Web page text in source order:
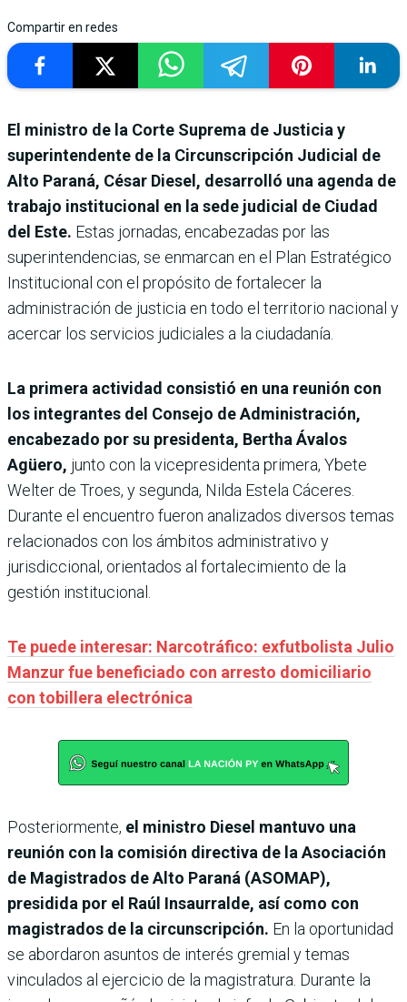
Compartir en redes
El ministro de la Corte Suprema de Justicia y
superintendente de la Circunscripción Judicial de
Alto Paraná, César Diesel, desarrolló una agenda de
trabajo institucional en la sede judicial de Ciudad
del Este. Estas jornadas, encabezadas por las
superintendencias, se enmarcan en el Plan Estratégico
Institucional con el propósito de fortalecer la
administración de justicia en todo el territorio nacional y
acercar los servicios judiciales a la ciudadanía.
La primera actividad consistió en una reunión con
los integrantes del Consejo de Administración,
encabezado por su presidenta, Bertha Ávalos
Agüero, junto con la vicepresidenta primera, Ybete
Welter de Troes, y segunda, Nilda Estela Cáceres.
Durante el encuentro fueron analizados diversos temas
relacionados con los ámbitos administrativo y
jurisdiccional, orientados al fortalecimiento de la
gestión institucional.
Te puede interesar: Narcotráfico: exfutbolista Julio
Manzur fue beneficiado con arresto domiciliario
con tobillera electrónica
Posteriormente, el ministro Diesel mantuvo una
reunión con la comisión directiva de la Asociación
de Magistrados de Alto Paraná (ASOMAP),
presidida por el Raúl Insaurralde, así como con
magistrados de la circunscripción. En la oportunidad
se abordaron asuntos de interés gremial y temas
vinculados al ejercicio de la magistratura. Durante la